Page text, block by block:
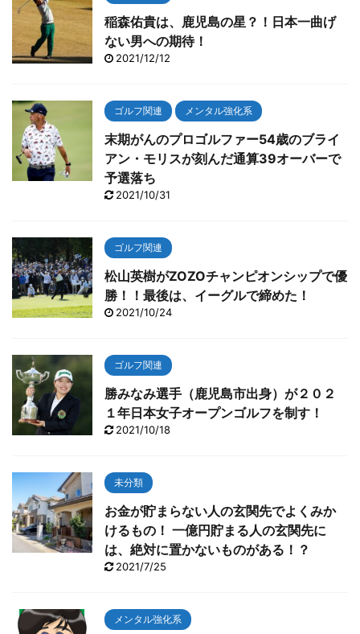
稲森佑貴は、鹿児島の星？！日本一曲げ
ない男への期待！
2021/12/12
ゴルフ関連 メンタル強化系
末期がんのプロゴルファー54歳のブライ
アン・モリスが刻んだ通算39オーバーで
予選落ち
2021/10/31
ゴルフ関連
松山英樹がZOZOチャンピオンシップで優
勝！！最後は、イーグルで締めた！
2021/10/24
ゴルフ関連
勝みなみ選手（鹿児島市出身）が２０２
１年日本女子オープンゴルフを制す！
2021/10/18
未分類
お金が貯まらない人の玄関先でよくみか
けるもの！ 一億円貯まる人の玄関先に
は、絶対に置かないものがある！？
2021/7/25
メンタル強化系